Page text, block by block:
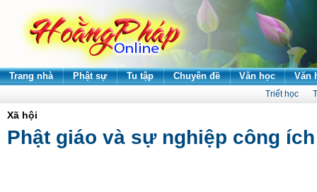
Trang nhà Phật sự Tu tập Chuyên đề Văn học Văn
Triết học
Xã hội
Phật giáo và sự nghiệp công ích